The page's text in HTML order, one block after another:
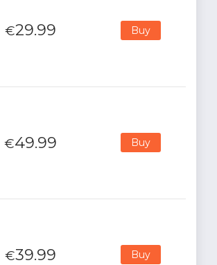
€29.99 Buy
€49.99 Buy
€39.99 Buy